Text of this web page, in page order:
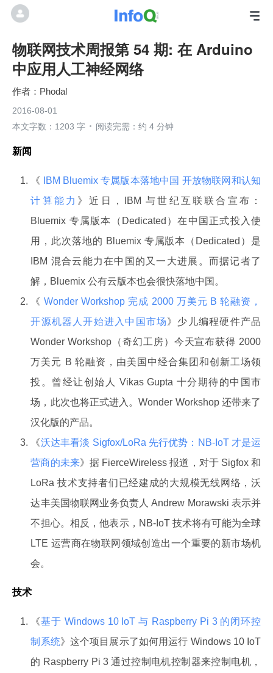
物联网技术周报第 54 期: 在 Arduino
中应用人工神经网络
Phodal
2016-08-01
本文字数：1203 字
阅读完需：约 4 分钟
新闻
《 IBM Bluemix 专属版本落地中国 开放物联网和认知
计算能力 》近日，IBM 与世纪互联联合宣布：
Bluemix 专属版本（Dedicated）在中国正式投入使
用，此次落地的 Bluemix 专属版本（Dedicated）是
IBM 混合云能力在中国的又一大进展。而据记者了
解，Bluemix 公有云版本也会很快落地中国。
《 Wonder Workshop 完成 2000 万美元 B 轮融资，
开源机器人开始进入中国市场》少儿编程硬件产品
Wonder Workshop（奇幻工房）今天宣布获得 2000
万美元 B 轮融资，由美国中经合集团和创新工场领
投。曾经让创始人 Vikas Gupta 十分期待的中国市
场，此次也将正式进入。Wonder Workshop 还带来了
汉化版的产品。
《沃达丰看淡 Sigfox/LoRa 先行优势：NB-IoT 才是运
营商的未来》据 FierceWireless 报道，对于 Sigfox 和
LoRa 技术支持者们已经建成的大规模无线网络，沃
达丰美国物联网业务负责人 Andrew Morawski 表示并
不担心。相反，他表示，NB-IoT 技术将有可能为全球
LTE 运营商在物联网领域创造出一个重要的新市场机
会。
技术
《基于 Windows 10 IoT 与 Raspberry Pi 3 的闭环控
制系统》这个项目展示了如何用运行 Windows 10 IoT
的 Raspberry Pi 3 通过控制电机控制器来控制电机，